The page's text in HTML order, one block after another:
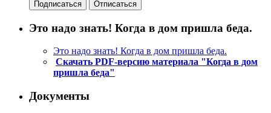
Это надо знать! Когда в дом пришла беда.
Это надо знать! Когда в дом пришла беда.
Скачать PDF-версию материала "Когда в дом
пришла беда"
Документы